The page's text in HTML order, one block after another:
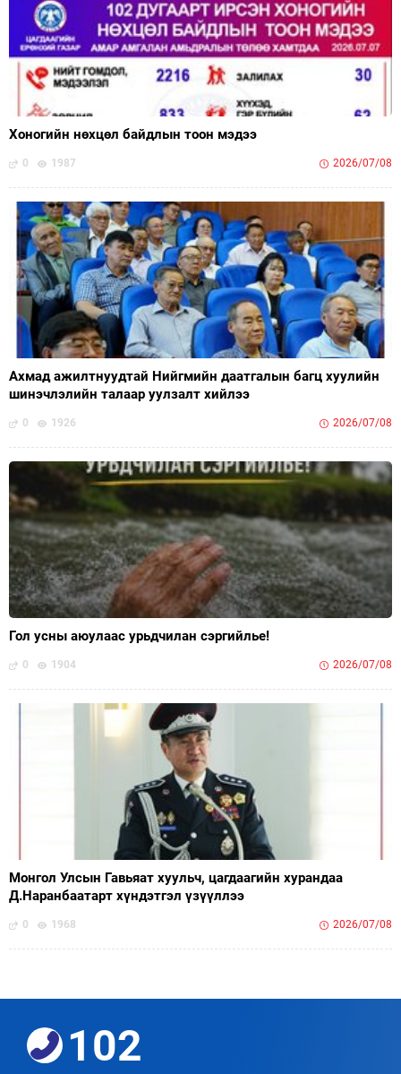
Хоногийн нөхцөл байдлын тоон мэдээ
0 1987 2026/07/08
Ахмад ажилтнуудтай Нийгмийн даатгалын багц хуулийн
шинэчлэлийн талаар уулзалт хийлээ
0 1926 2026/07/08
Гол усны аюулаас урьдчилан сэргийлье!
0 1904 2026/07/08
Монгол Улсын Гавьяат хуульч, цагдаагийн хурандаа
Д.Наранбаатарт хүндэтгэл үзүүллээ
0 1968 2026/07/08
102